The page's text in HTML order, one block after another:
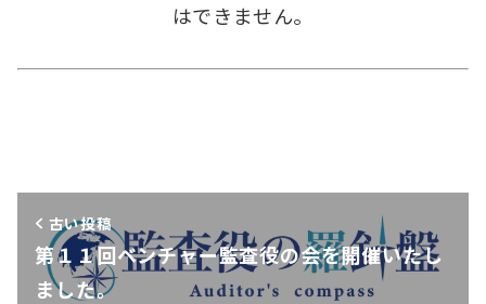
はできません。
古い投稿
第１１回ベンチャー監査役の会を開催いたし
ました。